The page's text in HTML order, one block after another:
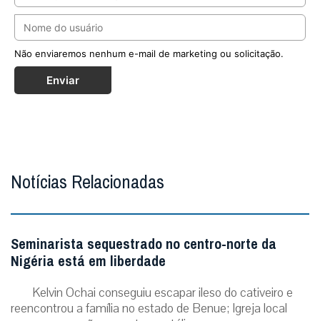
Não enviaremos nenhum e-mail de marketing ou solicitação.
Enviar
Notícias Relacionadas
Seminarista sequestrado no centro-norte da
Nigéria está em liberdade
Kelvin Ochai conseguiu escapar ileso do cativeiro e
reencontrou a família no estado de Benue; Igreja local